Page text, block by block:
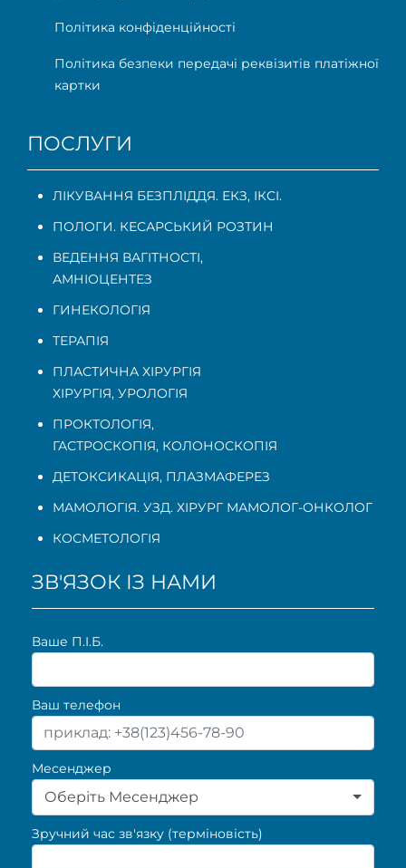
Політика конфіденційності
Політика безпеки передачі реквізитів платіжної
картки
ПОСЛУГИ
ЛІКУВАННЯ БЕЗПЛІДДЯ. ЕКЗ, ІКСІ.
ПОЛОГИ. КЕСАРСЬКИЙ РОЗТИН
ВЕДЕННЯ ВАГІТНОСТІ,
АМНІОЦЕНТЕЗ
ГИНЕКОЛОГІЯ
ТЕРАПІЯ
ПЛАСТИЧНА ХІРУРГІЯ
ХІРУРГІЯ, УРОЛОГІЯ
ПРОКТОЛОГІЯ,
ГАСТРОСКОПІЯ, КОЛОНОСКОПІЯ
ДЕТОКСИКАЦІЯ, ПЛАЗМАФЕРЕЗ
МАМОЛОГІЯ. УЗД. ХІРУРГ МАМОЛОГ-ОНКОЛОГ
КОСМЕТОЛОГІЯ
ЗВ'ЯЗОК ІЗ НАМИ
Ваше П.I.Б.
Ваш телефон
Месенджер
Оберіть Месенджер
Зручний час зв'язку (терміновість)